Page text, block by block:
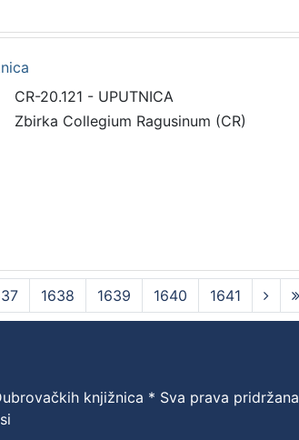
CR-20.121 - UPUTNICA
Zbirka Collegium Ragusinum (CR)
1638 1639 1640 1641
knjižnica * Sva prava pridržana